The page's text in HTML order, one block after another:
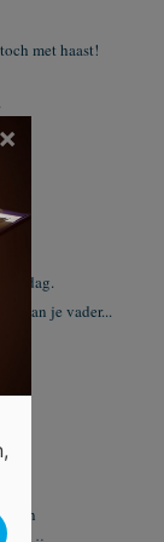
met haast!
dag.
dan je vader...
×